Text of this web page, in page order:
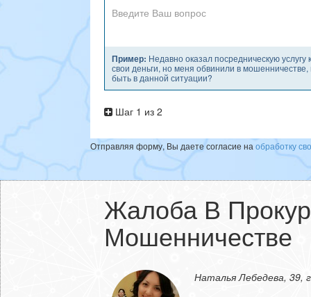
Пример: Недавно оказал посредническую
свои деньги, но меня обвинили в мошенничестве,
быть в данной ситуации?
Шаг 1 из 2
Отправляя форму, Вы даете согласие на обработку
Жалоба В
Мошенничестве
Наталья Лебедева, 39,